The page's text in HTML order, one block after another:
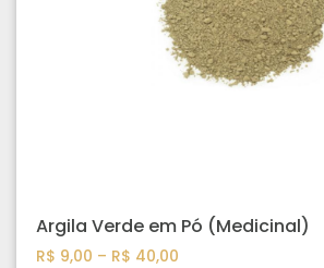
Argila Verde em Pó (Medicinal)
R$ 9,00 – R$ 40,00